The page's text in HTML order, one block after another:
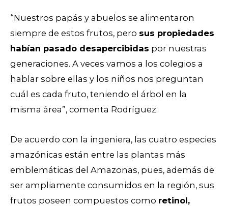
“Nuestros papás y abuelos se alimentaron
siempre de estos frutos, pero sus propiedades
habían pasado desapercibidas por nuestras
generaciones. A veces vamos a los colegios a
hablar sobre ellas y los niños nos preguntan
cuál es cada fruto, teniendo el árbol en la
misma área”, comenta Rodríguez.
De acuerdo con la ingeniera, las cuatro especies
amazónicas están entre las plantas más
emblemáticas del Amazonas, pues, además de
ser ampliamente consumidos en la región, sus
frutos poseen compuestos como retinol,